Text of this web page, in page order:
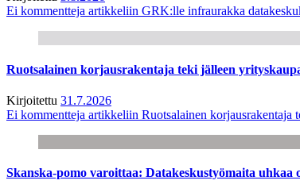
Ei kommentteja artikkeliin GRK:lle infraurakka
Ruotsalainen korjausrakentaja teki jälleen
Kirjoitettu 31.7.2026
Ei kommentteja artikkeliin Ruotsalainen korjausrakentaja
Skanska-pomo varoittaa: Datakeskustyömaita uhkaa